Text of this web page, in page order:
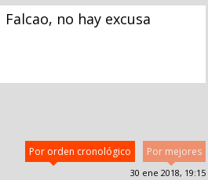
Falcao, no hay excusa
Por mejores
Por orden cronológico
30 ene 2018, 19:15